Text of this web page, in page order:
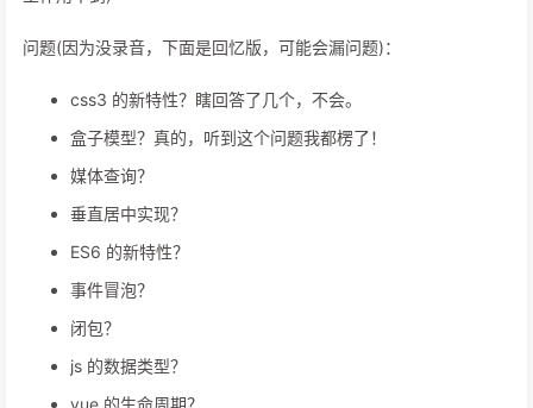
问题(因为没录音，下面是回忆版，可能会漏问题)：
css3 的新特性？瞎回答了几个，不会。
盒子模型？真的，听到这个问题我都楞了！
媒体查询？
垂直居中实现？
ES6 的新特性？
事件冒泡？
闭包？
js 的数据类型？
vue 的生命周期？